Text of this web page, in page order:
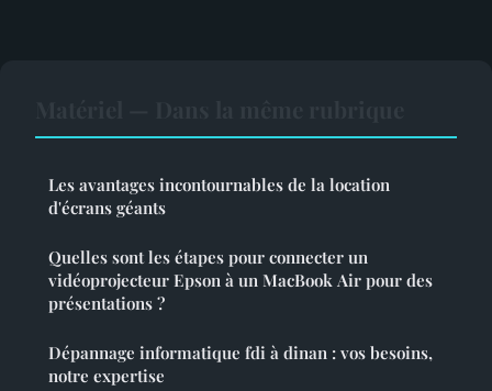
Les avantages incontournables de la location
d'écrans géants
Quelles sont les étapes pour connecter un
vidéoprojecteur Epson à un MacBook Air pour des
présentations ?
Dépannage informatique fdi à dinan : vos besoins,
notre expertise